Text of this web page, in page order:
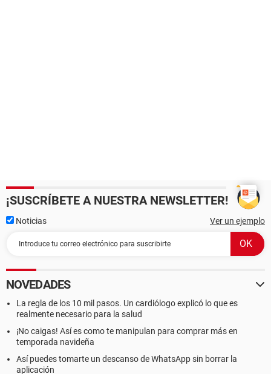
¡SUSCRÍBETE A NUESTRA NEWSLETTER!
Noticias Ver un ejemplo
NOVEDADES
La regla de los 10 mil pasos. Un cardiólogo explicó lo que es
realmente necesario para la salud
¡No caigas! Así es como te manipulan para comprar más en
temporada navideña
Así puedes tomarte un descanso de WhatsApp sin borrar la
aplicación